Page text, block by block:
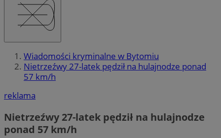
Wiadomości kryminalne w Bytomiu
Nietrzeźwy 27-latek pędził na hulajnodze ponad
57 km/h
reklama
Nietrzeźwy 27-latek pędził na hulajnodze
ponad 57 km/h